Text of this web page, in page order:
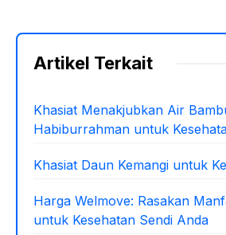
Artikel Terkait
Khasiat Menakjubkan Air
Habiburrahman untuk
Khasiat Daun Kemangi untuk
Harga Welmove: Rasakan
untuk Kesehatan Sendi Anda